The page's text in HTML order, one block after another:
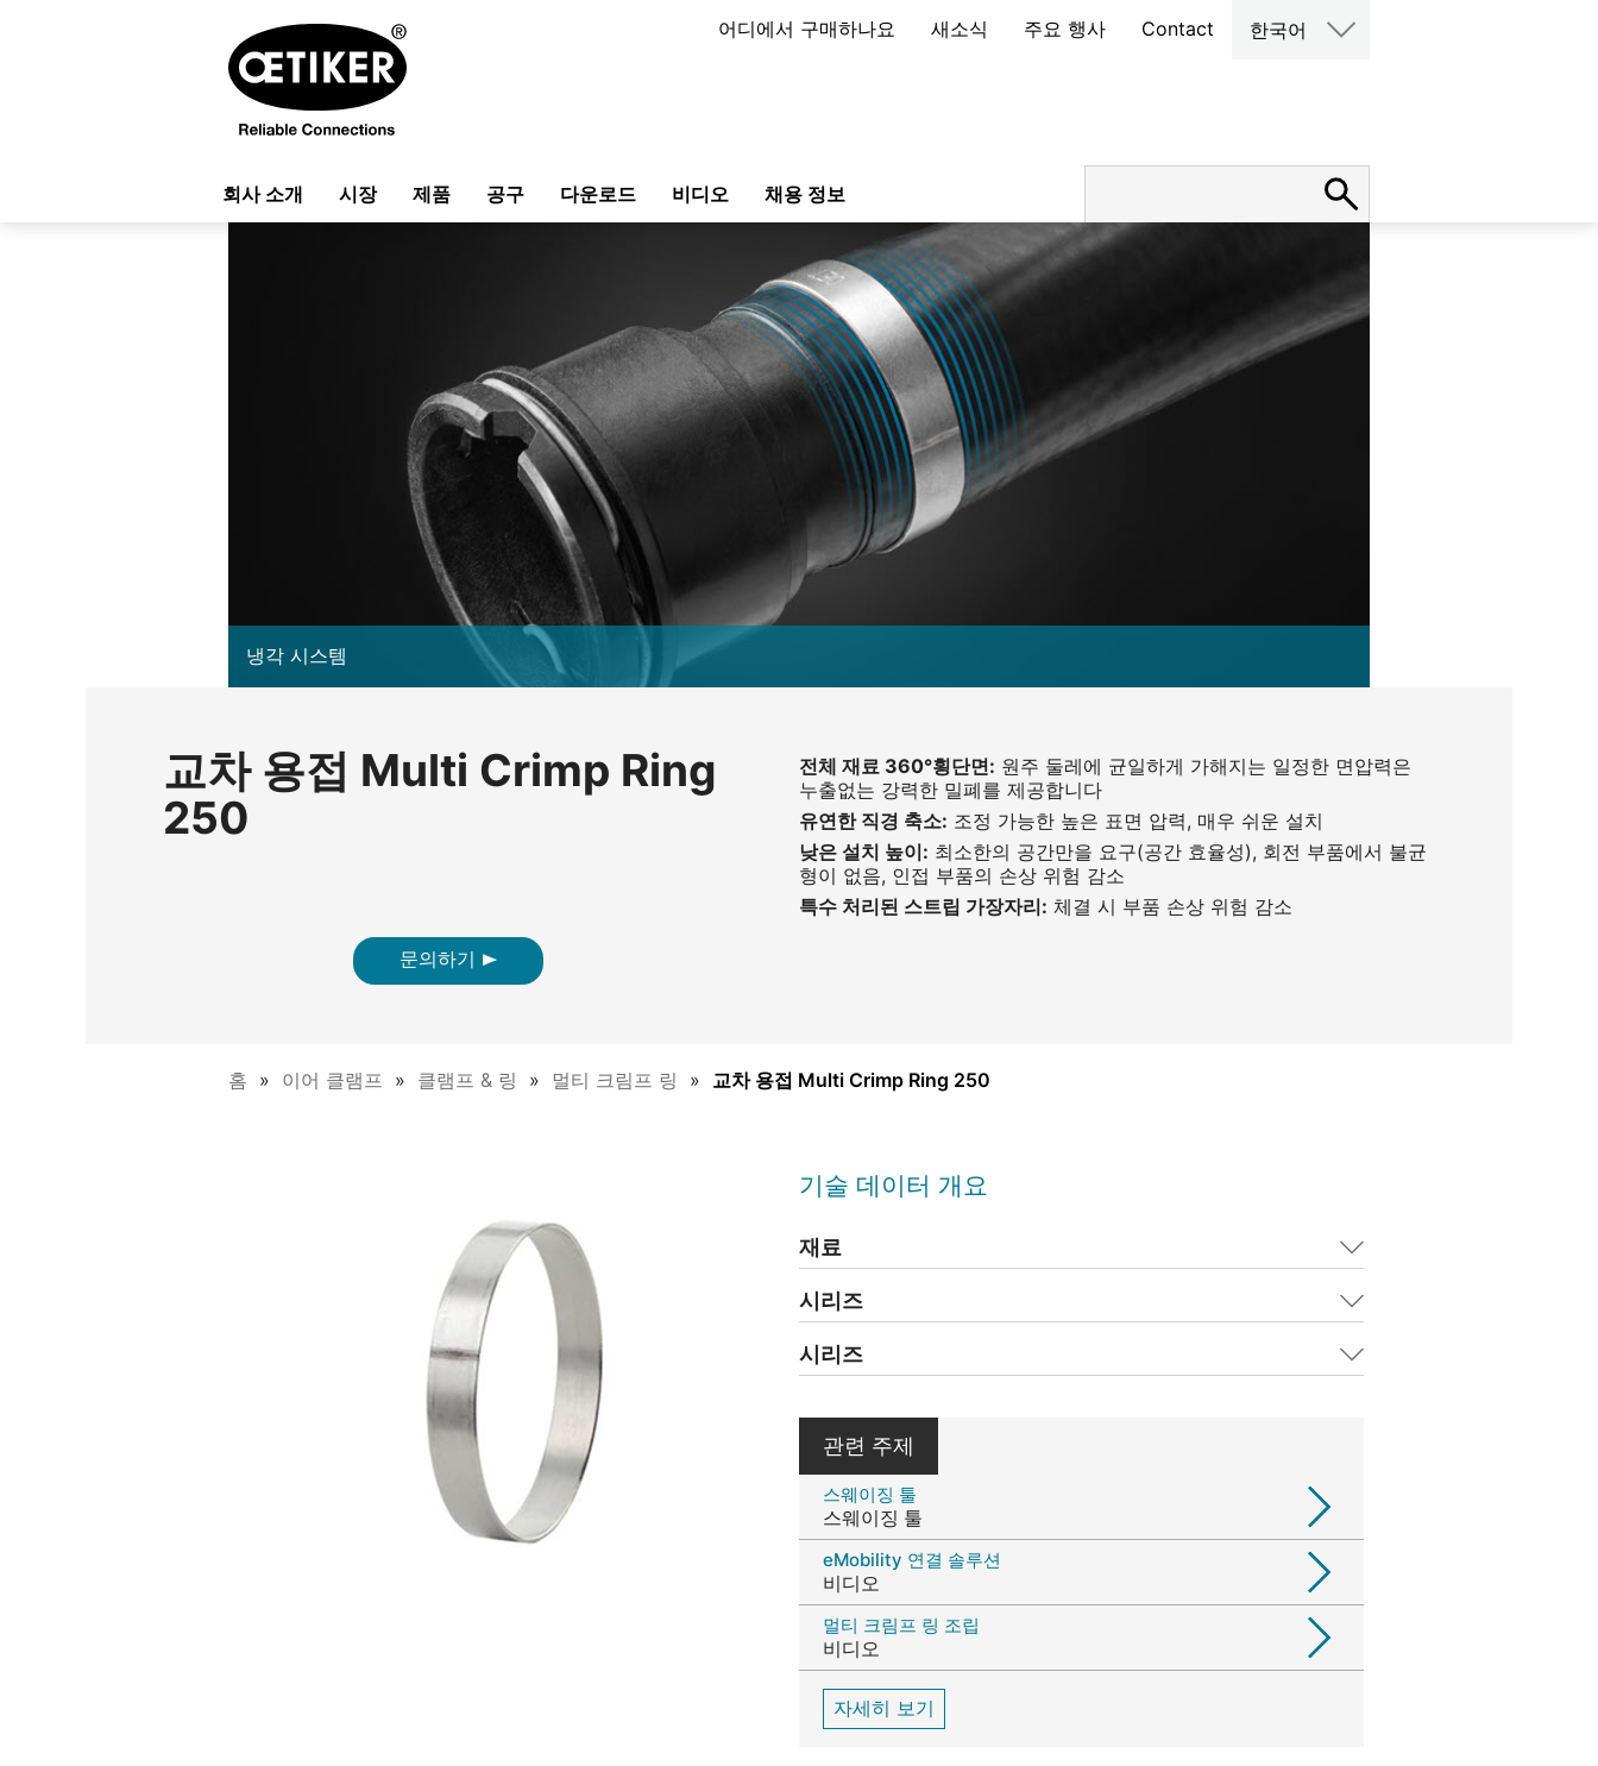
어디에서 구매하나요 새소식 주요 행사 Contact 한국어
회사 소개 시장 제품 공구 다운로드 비디오 채용 정보
냉각 시스템
교차 용접 Multi Crimp Ring
250
문의하기
전체 재료 360°횡단면: 원주 둘레에 균일하게 가해지는 일정한 면압력은
누출없는 강력한 밀폐를 제공합니다
유연한 직경 축소: 조정 가능한 높은 표면 압력, 매우 쉬운 설치
낮은 설치 높이: 최소한의 공간만을 요구(공간 효율성), 회전 부품에서 불균
형이 없음, 인접 부품의 손상 위험 감소
특수 처리된 스트립 가장자리: 체결 시 부품 손상 위험 감소
홈 이어 클램프 클램프 & 링 멀티 크림프 링 교차 용접 Multi Crimp Ring 250
기술 데이터 개요
재료
시리즈
시리즈
관련 주제
스웨이징 툴
스웨이징 툴
eMobility 연결 솔루션
비디오
멀티 크림프 링 조립
비디오
자세히 보기